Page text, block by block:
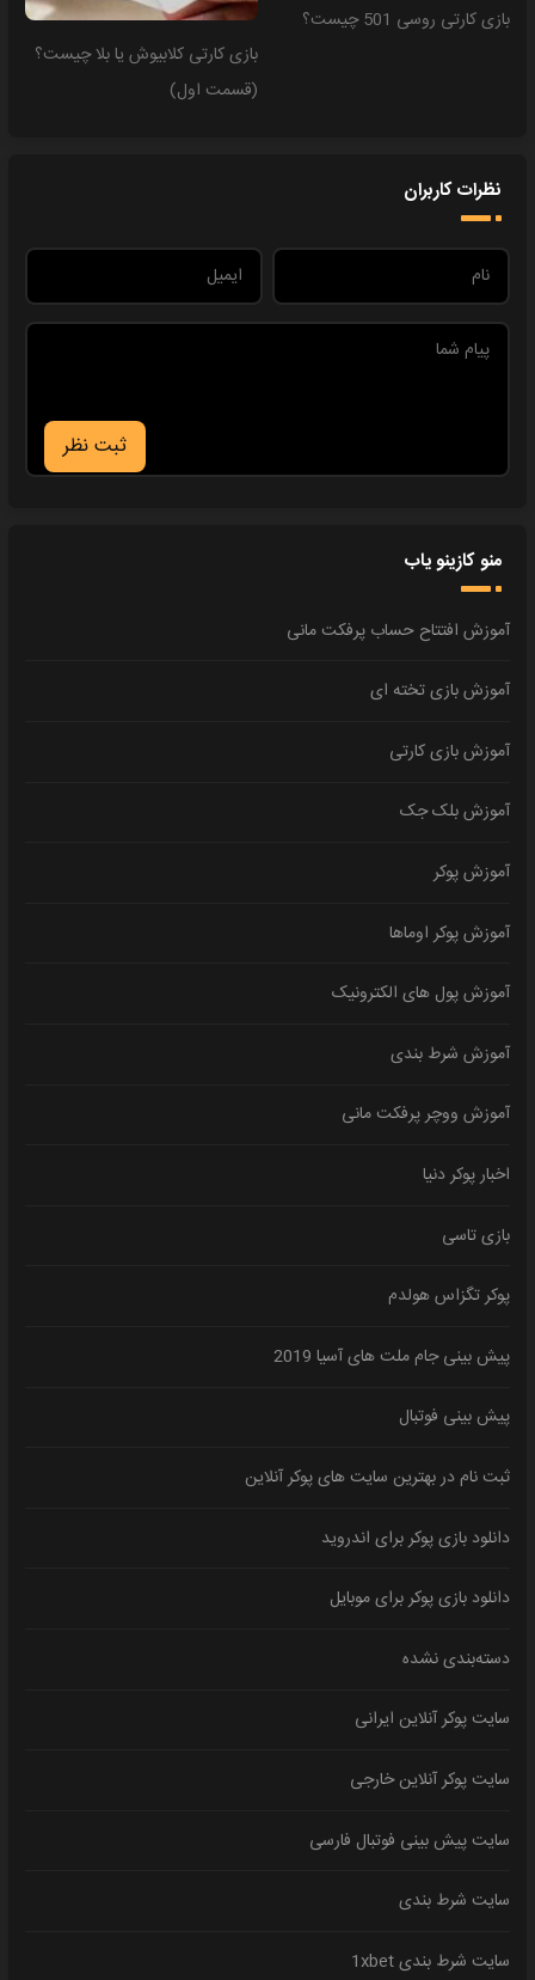
بازی کارتی روسی 501 چیست؟
بازی کارتی کلابیوش یا بلا چیست؟
(قسمت اول)
نظرات کاربران
ثبت نظر
منو کازینو یاب
آموزش افتتاح حساب پرفکت مانی
آموزش بازی تخته ای
آموزش بازی کارتی
آموزش بلک جک
آموزش پوکر
آموزش پوکر اوماها
آموزش پول های الکترونیک
آموزش شرط بندی
آموزش ووچر پرفکت مانی
اخبار پوکر دنیا
بازی تاسی
پوکر تگزاس هولدم
پیش بینی جام ملت های آسیا 2019
پیش بینی فوتبال
ثبت نام در بهترین سایت های پوکر آنلاین
دانلود بازی پوکر برای اندروید
دانلود بازی پوکر برای موبایل
دسته‌بندی نشده
سایت پوکر آنلاین ایرانی
سایت پوکر آنلاین خارجی
سایت پیش بینی فوتبال فارسی
سایت شرط بندی
سایت شرط بندی 1xbet